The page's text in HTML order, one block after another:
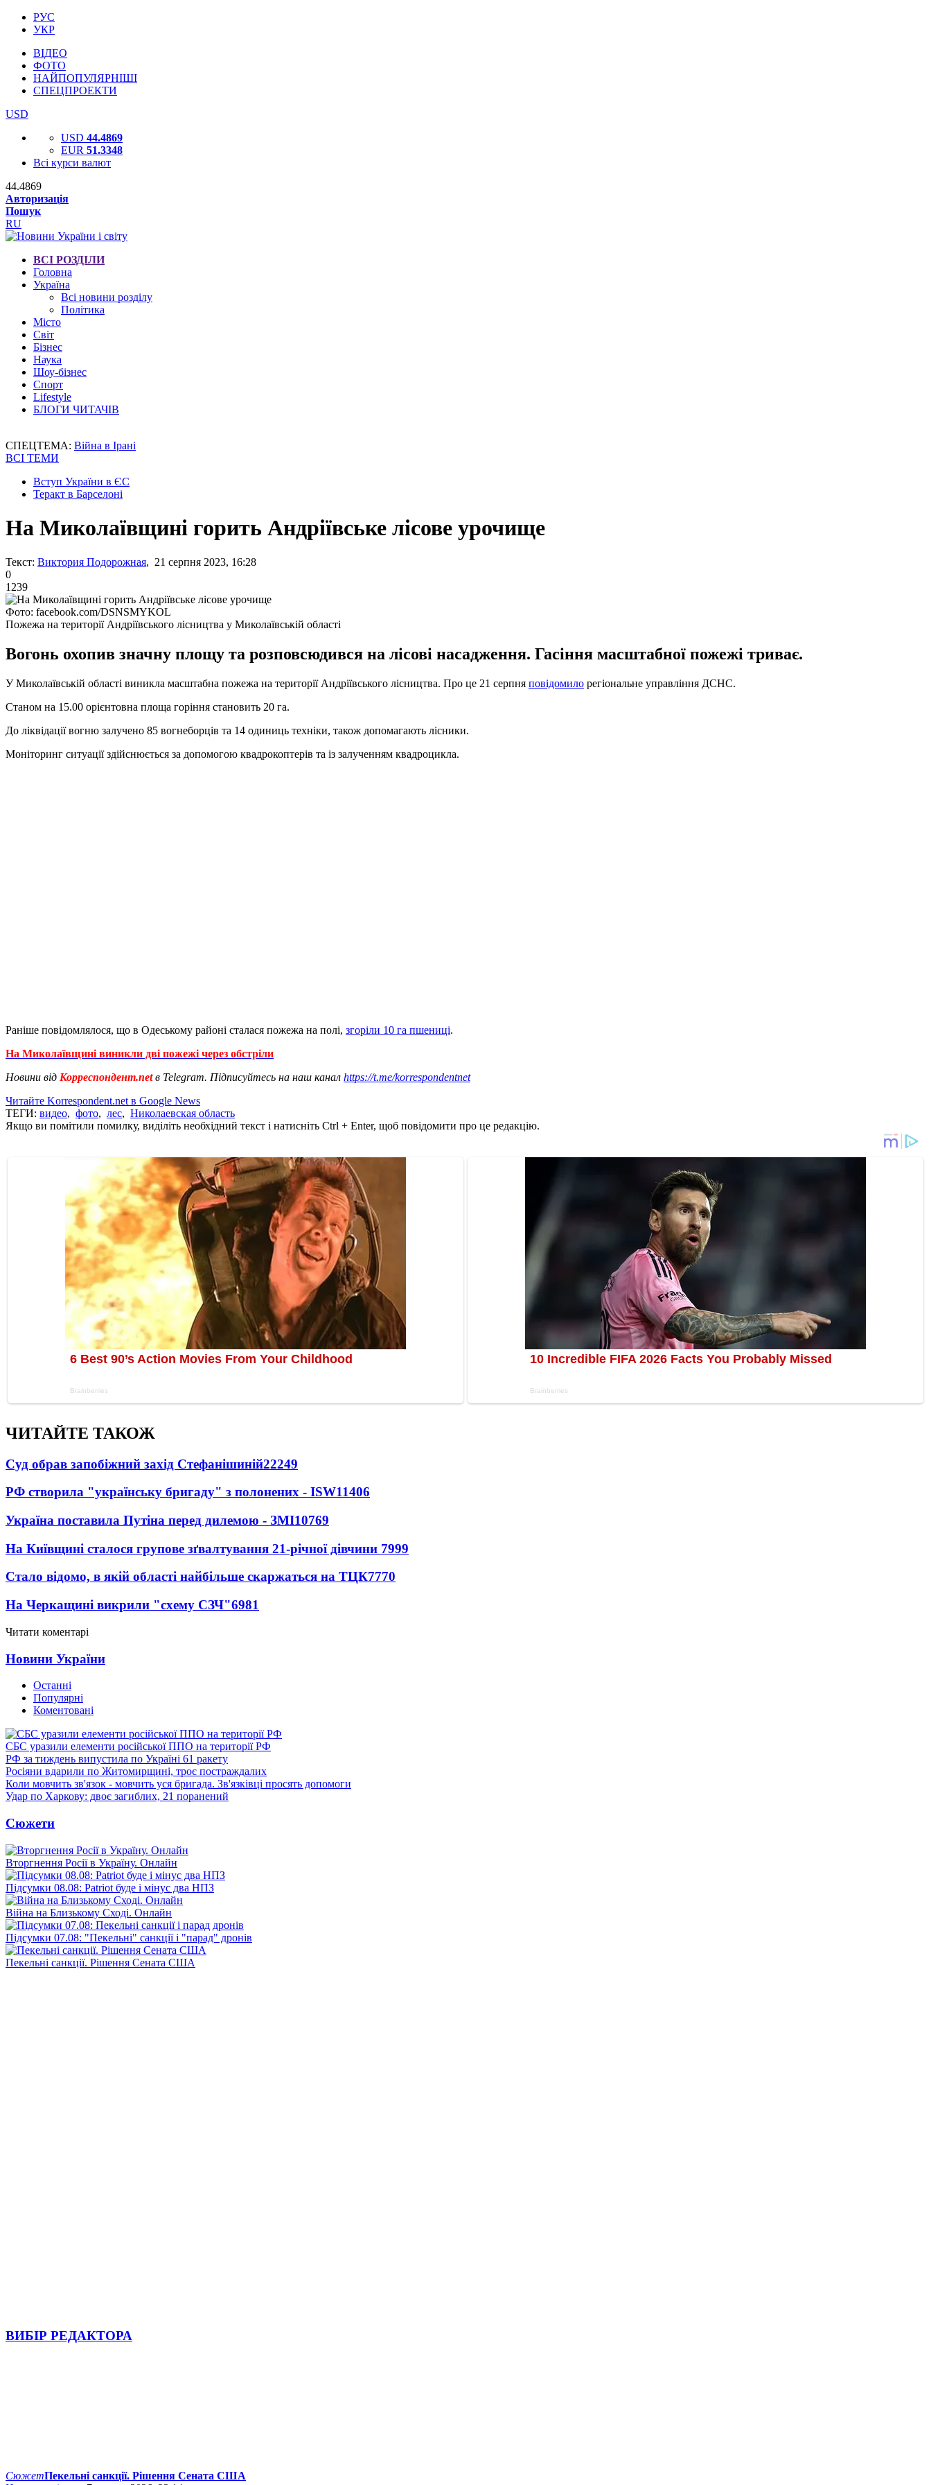
РУС
УКР
ВІДЕО
ФОТО
НАЙПОПУЛЯРНІШІ
СПЕЦПРОЕКТИ
USD
USD 44.4869
EUR 51.3348
Всі курси валют
44.4869
Авторизація
Пошук
RU
ВСІ РОЗДІЛИ
Головна
Україна
Всі новини розділу
Політика
Місто
Світ
Бізнес
Наука
Шоу-бізнес
Спорт
Lifestyle
БЛОГИ ЧИТАЧІВ
СПЕЦТЕМА: Війна в Ірані
ВСІ ТЕМИ
Вступ України в ЄС
Теракт в Барселоні
На Миколаївщині горить Андріївське лісове урочище
Текст: Виктория Подорожная, 21 серпня 2023, 16:28
0
1239
Фото: facebook.com/DSNSMYKOL
Пожежа на території Андріївського лісництва у Миколаївській області
Вогонь охопив значну площу та розповсюдився на лісові насадження. Гасіння масштабної пожежі триває.
У Миколаївській області виникла масштабна пожежа на території Андріївського лісництва. Про це 21 серпня повідомило регіональне управління ДСНС.
Станом на 15.00 орієнтовна площа горіння становить 20 га.
До ліквідації вогню залучено 85 вогнеборців та 14 одиниць техніки, також допомагають лісники.
Моніторинг ситуації здійснюється за допомогою квадрокоптерів та із залученням квадроцикла.
Раніше повідомлялося, що в Одеському районі сталася пожежа на полі, згоріли 10 га пшениці.
На Миколаївщині виникли дві пожежі через обстріли
Новини від Корреспондент.netв Telegram. Підписуйтесь на наш канал https://t.me/korrespondentnet
Читайте Korrespondent.net в Google News
ТЕГИ: видео, фото, лес, Николаевская область
Якщо ви помітили помилку, виділіть необхідний текст і натисніть Ctrl + Enter, щоб повідомити про це редакцію.
ЧИТАЙТЕ ТАКОЖ
Суд обрав запобіжний захід Стефанішиній22249
РФ створила "українську бригаду" з полонених - ISW11406
Україна поставила Путіна перед дилемою - ЗМІ10769
На Київщині сталося групове зґвалтування 21-річної дівчини 7999
Стало відомо, в якій області найбільше скаржаться на ТЦК7770
На Черкащині викрили "схему СЗЧ"6981
Читати коментарі
Новини України
Останні
Популярні
Коментовані
СБС уразили елементи російської ППО на території РФ
РФ за тиждень випустила по Україні 61 ракету
Росіяни вдарили по Житомирщині, троє постраждалих
Коли мовчить зв'язок - мовчить уся бригада. Зв'язківці просять допомоги
Удар по Харкову: двоє загиблих, 21 поранений
Сюжети
Вторгнення Росії в Україну. Онлайн
Підсумки 08.08: Patriot буде і мінус два НПЗ
Війна на Близькому Сході. Онлайн
Підсумки 07.08: "Пекельні" санкції і "парад" дронів
Пекельні санкції. Рішення Сената США
ВИБІР РЕДАКТОРА
СюжетПекельні санкції. Рішення Сената США